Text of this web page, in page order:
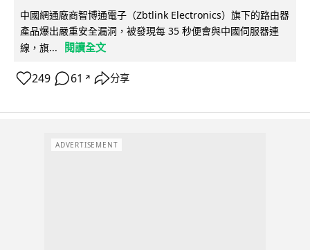
中國網通廠商智博通電子（Zbtlink Electronics）旗下的路由器
產品爆出嚴重安全漏洞，被發現每 35 秒便會與中國伺服器連
線，旗...
閱讀全文
249 61 ↗ 分享
ADVERTISEMENT